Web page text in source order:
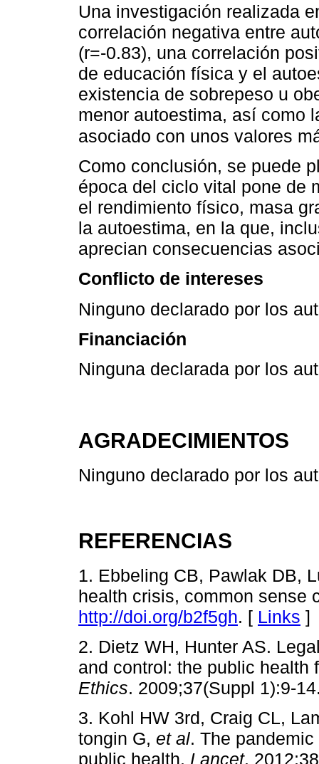
Una investigación realizada
correlación negativa entre
(r=-0.83), una correlación
de educación física y el
existencia de sobrepeso u
menor autoestima, así como
asociado con unos valores
Como conclusión, se puede
época del ciclo vital pone de
el rendimiento físico, masa
la autoestima, en la que,
aprecian consecuencias
Conflicto de intereses
Ninguno declarado por los
Financiación
Ninguna declarada por los
AGRADECIMIENTOS
Ninguno declarado por los
REFERENCIAS
1. Ebbeling CB, Pawlak DB,
health crisis, common sense
http://doi.org/b2f5gh. [ Links ]
2. Dietz WH, Hunter AS.
and control: the public
Ethics. 2009;37(Suppl 1):9-
3. Kohl HW 3rd, Craig CL,
tongin G, et al. The
public health. Lancet.